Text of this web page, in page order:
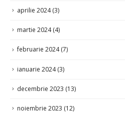
aprilie 2024(3)
martie 2024(4)
februarie 2024(7)
ianuarie 2024(3)
decembrie 2023 (13)
noiembrie 2023 (12)